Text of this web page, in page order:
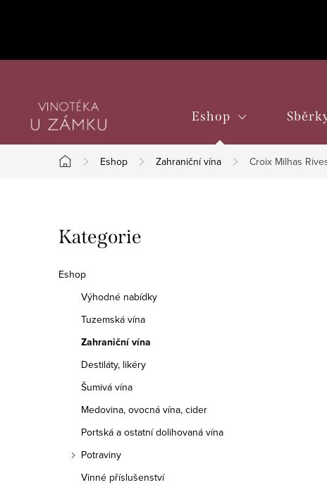
Eshop
Domů
Eshop Zahraniční vína Croix Milhas
o
s
Přeskočit
kategorie
Kategorie
Eshop
Výhodné nabídky
Tuzemská vína
Zahraniční vína
Destiláty, likéry
Šumivá vína
Medovina, ovocná vína, cider
Portská a ostatní dolihovaná vína
Potraviny
Vinné příslušenství